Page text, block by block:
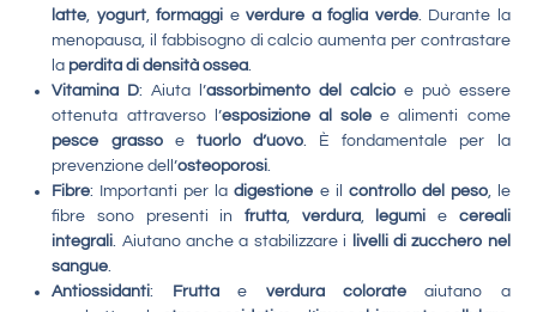
latte, yogurt,formaggi everdure a foglia verde. Durante la
menopausa, il fabbisogno di calcio aumenta per contrastare
la perdita di densità ossea.
Vitamina D: Aiuta l’assorbimento del calcioe può essere
ottenuta attraverso l’esposizione al sole e alimenti come
pesce grassoe tuorlo d’uovo. È fondamentale per la
prevenzione dell’osteoporosi.
Fibre: Importanti per ladigestione e il controllo del peso, le
fibre sono presenti in frutta, verdura, legumi e cereali
integrali. Aiutano anche a stabilizzare i
livelli di zucchero nel
sangue.
Antiossidanti: Fruttae verdura colorateaiutano a